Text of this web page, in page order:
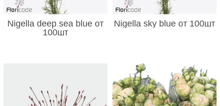
Nigella deep sea blue от
100шт
Nigella sky blue от 100шт